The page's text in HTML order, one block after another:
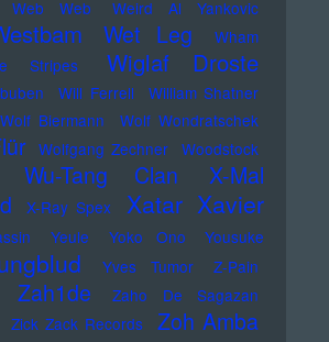
Web Web Weird Al Yankovic
Wet Leg
Wham
Stripes Wiglaf Droste
Will Ferrell
William Shatner
Wolf Biermann Wolf Wondratschek
Wolfgang Zechner
Woodstock
Wu-Tang Clan
X-Mal
X-Ray Spex Xatar Xavier
Yeule Yoko Ono
Yousuke
Yves Tumor
Z-Pain
Zah1de
Zaho De Sagazan
Zick Zack Records Zoh Amba